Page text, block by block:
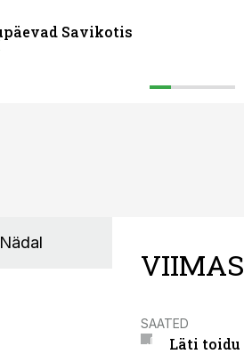
Savikotis
Nädal
SAATED
Läti toidu